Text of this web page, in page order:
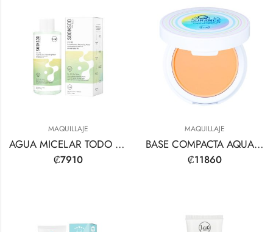
MAQUILLAJE
AGUA MICELAR TODO TIPO DE PIEL
₡7910
MAQUILLAJE
BASE COMPACTA AQUASURANCE
₡11860